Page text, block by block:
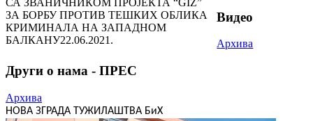
СА ЗВАНИЧНИКОМ ПРОЈЕКТА “GIZ”
ЗА БОРБУ ПРОТИВ ТЕШКИХ ОБЛИКА
КРИМИНАЛА НА ЗАПАДНОМ
БАЛКАНУ22.06.2021.
Видео
Архива
Други о нама - ПРЕС
Архива
НОВА ЗГРАДА ТУЖИЛАШТВА БиХ